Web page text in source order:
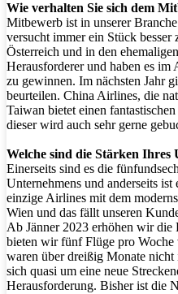
Wie verhalten Sie sich dem
Mitbewerb ist in unserer
versucht immer ein Stück
Österreich und in den
Herausforderer und haben es
zu gewinnen. Im nächsten Jahr
beurteilen. China Airlines, die
Taiwan bietet einen
dieser wird auch sehr gerne
Welche sind die Stärken Ihres
Einerseits sind es die
Unternehmens und anderseits
einzige Airlines mit dem
Wien und das fällt unseren
Ab Jänner 2023 erhöhen wir
bieten wir fünf Flüge pro
waren über dreißig Monate
sich quasi um eine neue
Herausforderung. Bisher ist die